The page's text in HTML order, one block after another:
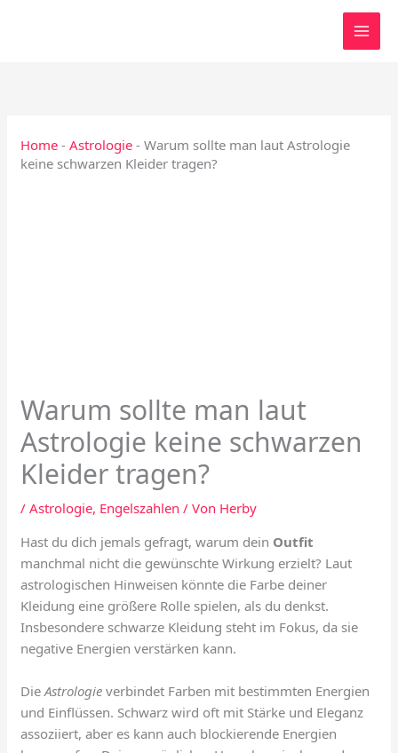
Home -Astrologie -Warum sollte man laut Astrologie
keine schwarzen Kleider tragen?
Warum sollte man laut
Astrologie keine schwarzen
Kleider tragen?
/Astrologie, Engelszahlen / Von Herby
Hast du dich jemals gefragt, warum dein Outfit
manchmal nicht die gewünschte Wirkung erzielt? Laut
astrologischen Hinweisen könnte die Farbe deiner
Kleidung eine größere Rolle spielen, als du denkst.
Insbesondere schwarze Kleidung steht im Fokus, da sie
negative Energien verstärken kann.
DieAstrologie verbindet Farben mit bestimmten Energien
und Einflüssen. Schwarz wird oft mit Stärke und Eleganz
assoziiert, aber es kann auch blockierende Energien